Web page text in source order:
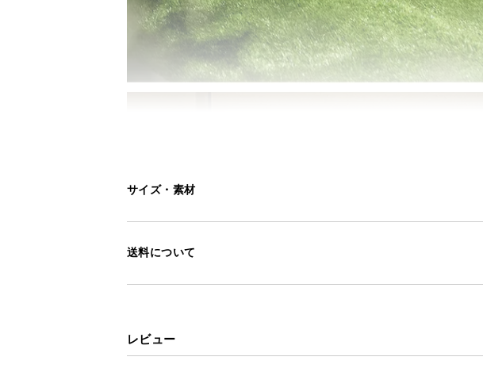
サイズ・素材
送料について
レビュー